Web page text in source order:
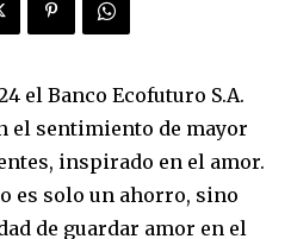
el Banco Ecofuturo S.A.
el sentimiento de mayor
inspirado en el amor.
es solo un ahorro, sino
de guardar amor en el